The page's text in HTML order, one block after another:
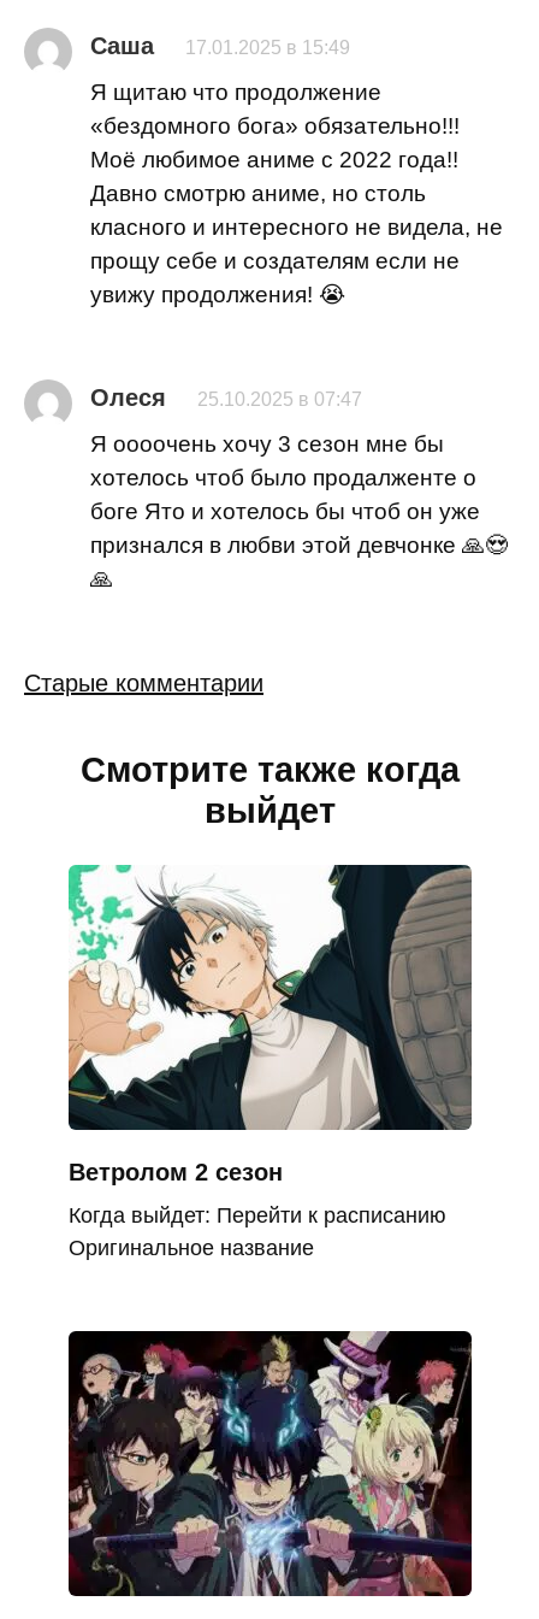
Саша 17.01.2025 в 15:49
Я щитаю что продолжение
«бездомного бога» обязательно!!!
Моё любимое аниме с 2022 года!!
Давно смотрю аниме, но столь
класного и интересного не видела, не
прощу себе и создателям если не
увижу продолжения! 😭
Олеся 25.10.2025 в 07:47
Я оооочень хочу 3 сезон мне бы
хотелось чтоб было продалженте о
боге Ято и хотелось бы чтоб он уже
признался в любви этой девчонке 🙏😍
🙏
Навигация
комментариям
Старые комментарии
Смотрите также когда
выйдет
Ветролом 2 сезон
Когда выйдет: Перейти к расписанию
Оригинальное название